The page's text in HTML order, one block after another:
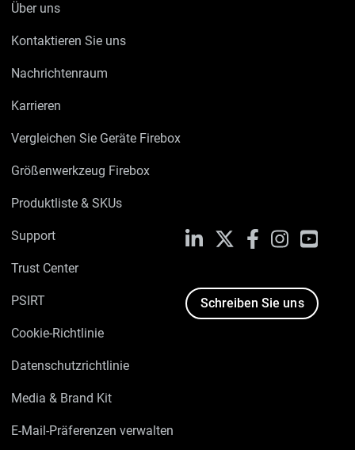
Über uns
Kontaktieren Sie uns
Nachrichtenraum
Karrieren
Vergleichen Sie Geräte Firebox
Größenwerkzeug Firebox
Produktliste & SKUs
Support
Trust Center
PSIRT
Cookie-Richtlinie
Datenschutzrichtlinie
Media & Brand Kit
E-Mail-Präferenzen verwalten
LinkedIn FacebookInstagram
Schreiben Sie uns